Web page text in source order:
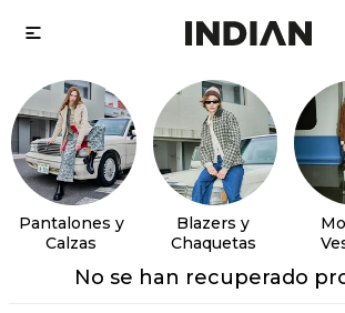

Pantalones y
Calzas
Blazers y
Chaquetas
No se han recuperado